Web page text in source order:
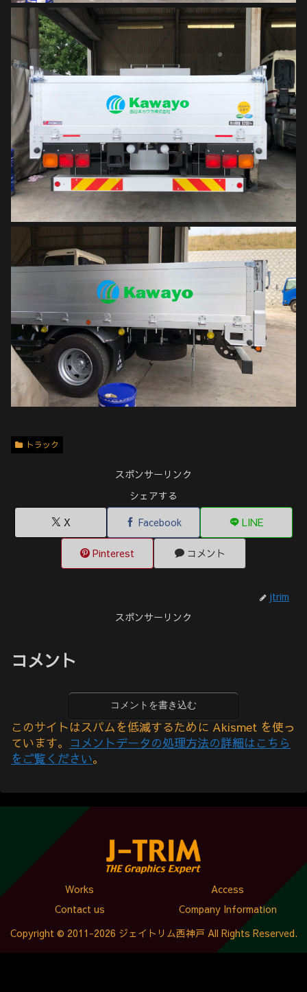
トラック
スポンサーリンク
シェアする
X
Facebook LINE
Pinterest コメント
jtrim
スポンサーリンク
コメント
コメントを書き込む
このサイトはスパムを低減するために Akismet を使っ
ています。 コメントデータの処理方法の詳細はこちら
をご覧ください。
Works
Access
Contact us
Company Information
Copyright © 2011-2026 ジェイトリム西神戸 All Rights Reserved.